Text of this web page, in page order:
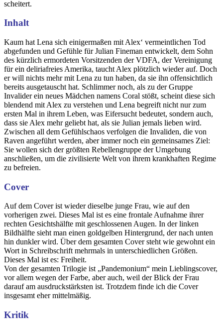
scheitert.
Inhalt
Kaum hat Lena sich einigermaßen mit Alex‘ vermeintlichen Tod
abgefunden und Gefühle für Julian Fineman entwickelt, dem Sohn
des kürzlich ermordeten Vorsitzenden der VDFA, der Vereinigung
für ein deliriafreies Amerika, taucht Alex plötzlich wieder auf. Doch
er will nichts mehr mit Lena zu tun haben, da sie ihn offensichtlich
bereits ausgetauscht hat. Schlimmer noch, als zu der Gruppe
Invalider ein neues Mädchen namens Coral stößt, scheint diese sich
blendend mit Alex zu verstehen und Lena begreift nicht nur zum
ersten Mal in ihrem Leben, was Eifersucht bedeutet, sondern auch,
dass sie Alex mehr geliebt hat, als sie Julian jemals lieben wird.
Zwischen all dem Gefühlschaos verfolgen die Invaliden, die von
Raven angeführt werden, aber immer noch ein gemeinsames Ziel:
Sie wollen sich der größten Rebellengruppe der Umgebung
anschließen, um die zivilisierte Welt von ihrem krankhaften Regime
zu befreien.
Cover
Auf dem Cover ist wieder dieselbe junge Frau, wie auf den
vorherigen zwei. Dieses Mal ist es eine frontale Aufnahme ihrer
rechten Gesichtshälfte mit geschlossenen Augen. In der linken
Bildhälfte sieht man einen goldgelben Hintergrund, der nach unten
hin dunkler wird. Über dem gesamten Cover steht wie gewohnt ein
Wort in Schreibschrift mehrmals in unterschiedlichen Größen.
Dieses Mal ist es: Freiheit.
Von der gesamten Trilogie ist „Pandemonium“ mein Lieblingscover,
vor allem wegen der Farbe, aber auch, weil der Blick der Frau
darauf am ausdruckstärksten ist. Trotzdem finde ich die Cover
insgesamt eher mittelmäßig.
Kritik